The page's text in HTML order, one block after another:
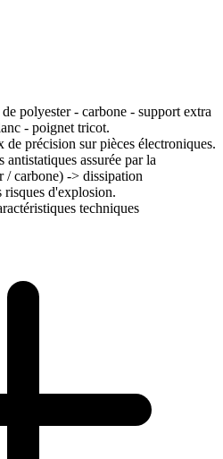
polyester - carbone - support extra
- poignet tricot.
de précision sur pièces électroniques.
assurée par la
/ carbone) -> dissipation
risques d'explosion.
techniques